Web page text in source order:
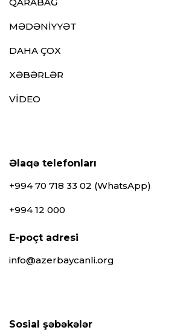
MƏDƏNİYYƏT
DAHA ÇOX
XƏBƏRLƏR
VİDEO
Əlaqə telefonları
+994 70 718 33 02 (WhatsApp)
+994 12 000
E-poçt adresi
info@azerbaycanli.org
Sosial şəbəkələr